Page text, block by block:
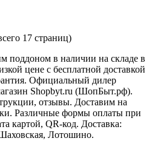
17 страниц)
поддоном в наличии на складе в
цене с бесплатной доставкой
Официальный дилер
Shopbyt.ru (ШопБыт.рф).
отзывы. Доставим на
Различные формы оплаты при
картой, QR-код. Доставка:
Лотошино.